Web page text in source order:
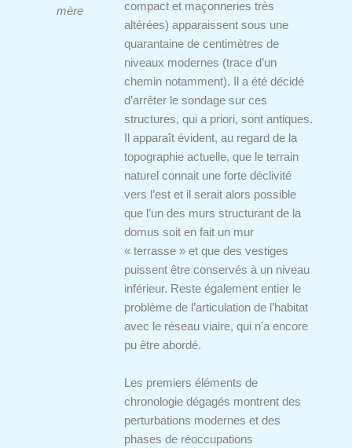
mère
compact et maçonneries très
altérées) apparaissent sous une
quarantaine de centimètres de
niveaux modernes (trace d’un
chemin notamment). Il a été décidé
d’arrêter le sondage sur ces
structures, qui a priori, sont antiques.
Il apparaît évident, au regard de la
topographie actuelle, que le terrain
naturel connait une forte déclivité
vers l’est et il serait alors possible
que l’un des murs structurant de la
domus soit en fait un mur
« terrasse » et que des vestiges
puissent être conservés à un niveau
inférieur. Reste également entier le
problème de l’articulation de l’habitat
avec le réseau viaire, qui n’a encore
pu être abordé.
Les premiers éléments de
chronologie dégagés montrent des
perturbations modernes et des
phases de réoccupations